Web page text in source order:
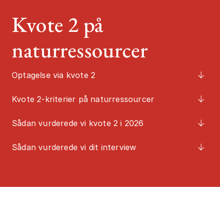
Kvote 2 på
naturressourcer
Optagelse via kvote 2
Kvote 2-kriterier på naturressourcer
Sådan vurderede vi kvote 2 i 2026
Sådan vurderede vi dit interview